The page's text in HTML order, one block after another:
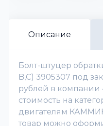
Описание
Болт-штуцер
B,C) 3905307 под
рублей в компании
стоимость на
двигателям
товар можно